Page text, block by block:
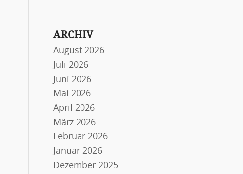
ARCHIV
August 2026
Juli 2026
Juni 2026
Mai 2026
April 2026
März 2026
Februar 2026
Januar 2026
Dezember 2025